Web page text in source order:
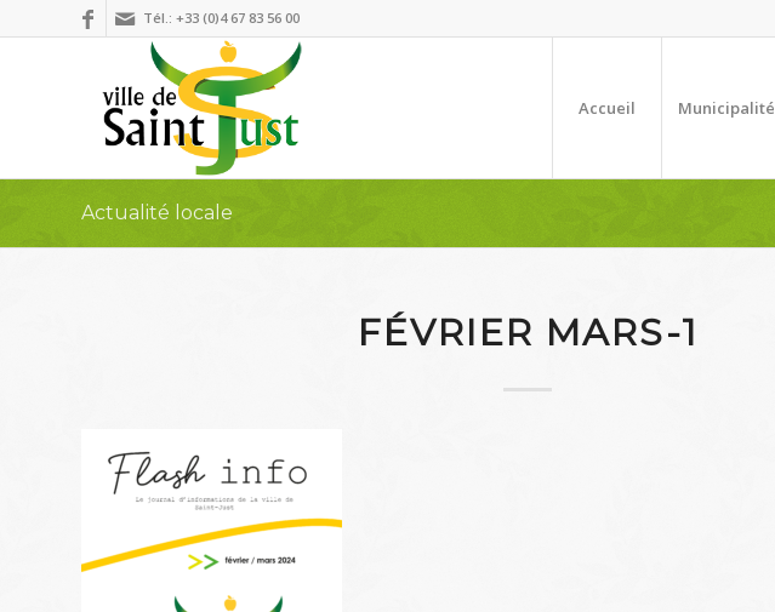
Tél.: +33 (0)4 67 83 56 00
Accueil Municipalité
Actualité locale
FÉVRIER MARS-1